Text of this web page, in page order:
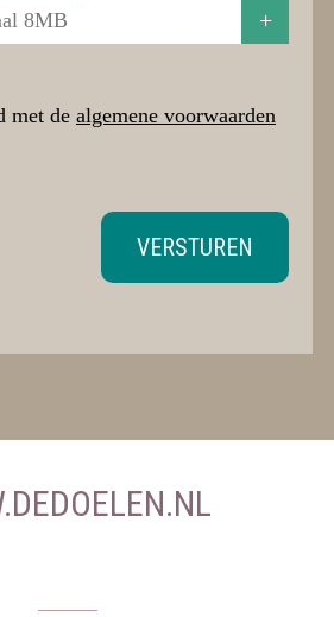
+
met de algemene voorwaarden
VERSTUREN